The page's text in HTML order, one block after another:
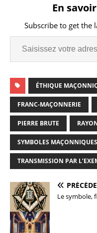
En
Subscribe to get the
ÉTHIQUE
FRANC-MAÇONNERIE
PIERRE BRUTE
SYMBOLES MAÇONNIQUES
TRANSMISSION PAR
Le symbole,